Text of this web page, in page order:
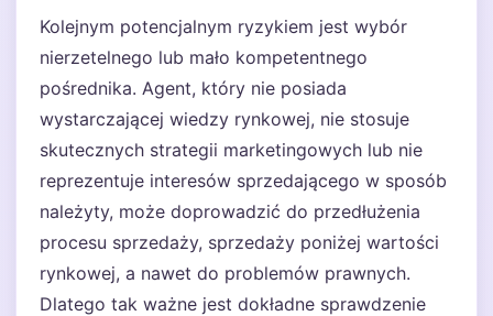
Kolejnym potencjalnym ryzykiem jest wybór
nierzetelnego lub mało kompetentnego
pośrednika. Agent, który nie posiada
wystarczającej wiedzy rynkowej, nie stosuje
skutecznych strategii marketingowych lub nie
reprezentuje interesów sprzedającego w sposób
należyty, może doprowadzić do przedłużenia
procesu sprzedaży, sprzedaży poniżej wartości
rynkowej, a nawet do problemów prawnych.
Dlatego tak ważne jest dokładne sprawdzenie